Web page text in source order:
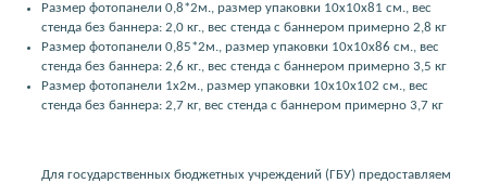
Размер фотопанели 0,8*2м., размер упаковки 10x10x81 см., вес
стенда без баннера: 2,0 кг., вес стенда с баннером примерно 2,8 кг
Размер фотопанели 0,85*2м., размер упаковки 10x10x86 см., вес
стенда без баннера: 2,6 кг., вес стенда с баннером примерно 3,5 кг
Размер фотопанели 1x2м., размер упаковки 10x10x102 см., вес
стенда без баннера: 2,7 кг, вес стенда с баннером примерно 3,7 кг
Для государственных бюджетных учреждений (ГБУ) предоставляем